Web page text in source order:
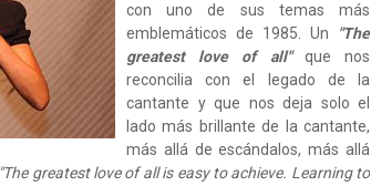
con uno de sus temas más
emblemáticos de 1985. Un
"The
greatest love of all"que nos
reconcilia con el legado de la
cantante y que nos deja solo el
lado más brillante de la cantante,
más allá de escándalos, más allá
"The greatest love of all is easy to achieve. Learning to